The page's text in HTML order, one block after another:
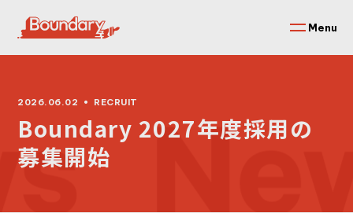
Menu
2026.06.02 RECRUIT
Boundary 2027年度採用の
募集開始